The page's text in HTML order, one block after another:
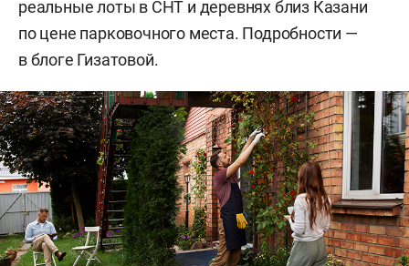
реальные лоты в СНТ и деревнях близ Казани
по цене парковочного места. Подробности —
в блоге Гизатовой.